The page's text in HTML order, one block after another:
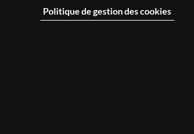
Politique de gestion des cookies